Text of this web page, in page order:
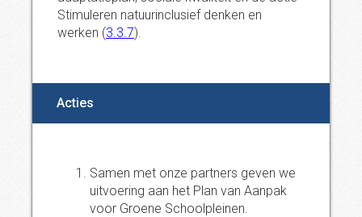
Stimuleren natuurinclusief denken en
werken (3.3.7).
Acties
Samen met onze partners geven we
uitvoering aan het Plan van Aanpak
voor Groene Schoolpleinen.